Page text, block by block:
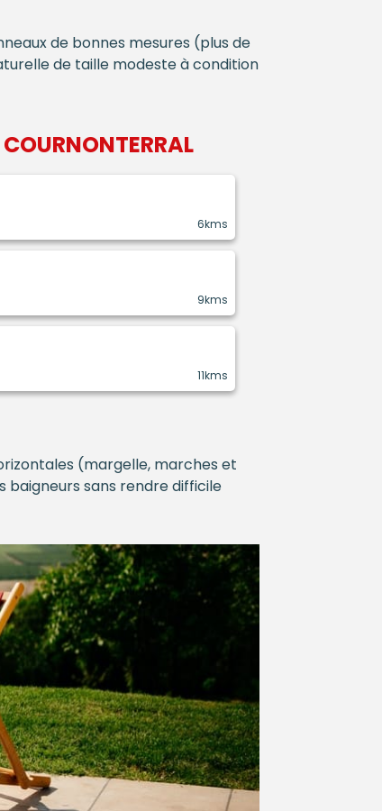
de bonnes mesures (plus de
de taille modeste à condition
6kms
9kms
11kms
(margelle, marches et
sans rendre difficile